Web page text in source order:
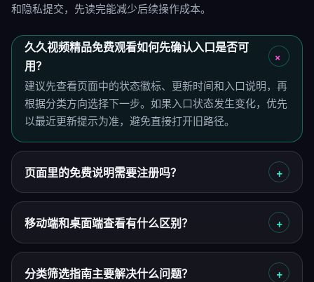
和隐私提交，先读完能减少后续操作成本。
久久视频精品免费观看如何先确认入口是否可
用？
建议先查看页面中的状态徽标、更新时间和入口说明，再
根据分类方向选择下一步。如果入口状态发生变化，优先
以最近更新提示为准，避免直接打开旧路径。
页面里的免费说明需要注册吗？
移动端和桌面端查看有什么区别？
分类筛选指南主要解决什么问题？